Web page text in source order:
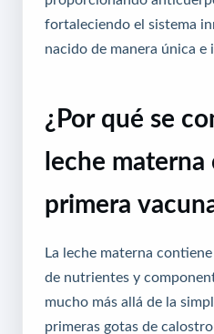
fortaleciendo el sistema
nacido de manera única e
¿Por qué se
leche materna
primera
La leche materna
de nutrientes y
mucho más allá de la
primeras gotas de